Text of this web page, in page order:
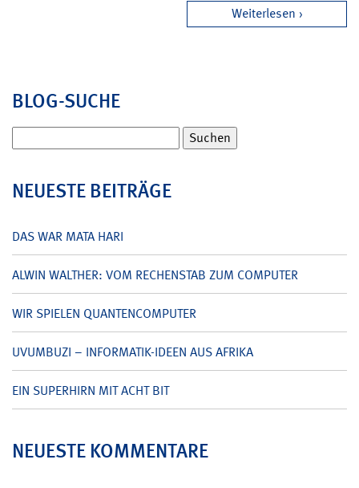
Weiterlesen
BLOG-SUCHE
nach:
NEUESTE BEITRÄGE
DAS WAR MATA HARI
ALWIN WALTHER: VOM RECHENSTAB ZUM COMPUTER
WIR SPIELEN QUANTENCOMPUTER
UVUMBUZI – INFORMATIK-IDEEN AUS AFRIKA
EIN SUPERHIRN MIT ACHT BIT
NEUESTE KOMMENTARE